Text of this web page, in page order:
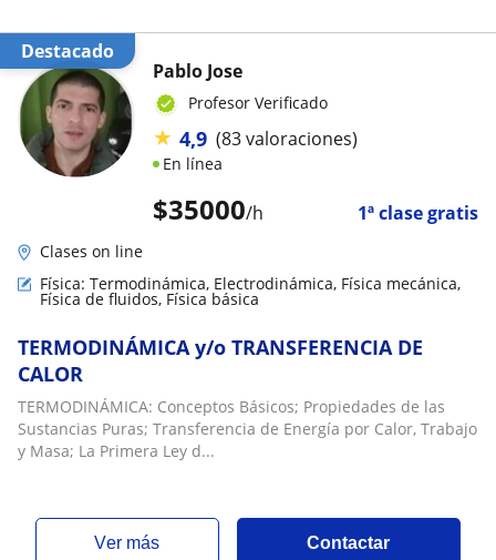
Destacado
$35000/h 1ª clase gratis
Pablo Jose
Profesor Verificado
★ 4,9 (83 valoraciones)
En línea
Clases on line
Física: Termodinámica, Electrodinámica, Física mecánica,
Física de fluidos, Física básica
TERMODINÁMICA y/o TRANSFERENCIA DE
CALOR
TERMODINÁMICA: Conceptos Básicos; Propiedades de las
Sustancias Puras; Transferencia de Energía por Calor, Trabajo
y Masa; La Primera Ley d...
ver más Contactar